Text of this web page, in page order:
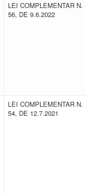
LEI COMPLEMENTAR N.
56, DE 9.6.2022
LEI COMPLEMENTAR N.
54, DE 12.7.2021